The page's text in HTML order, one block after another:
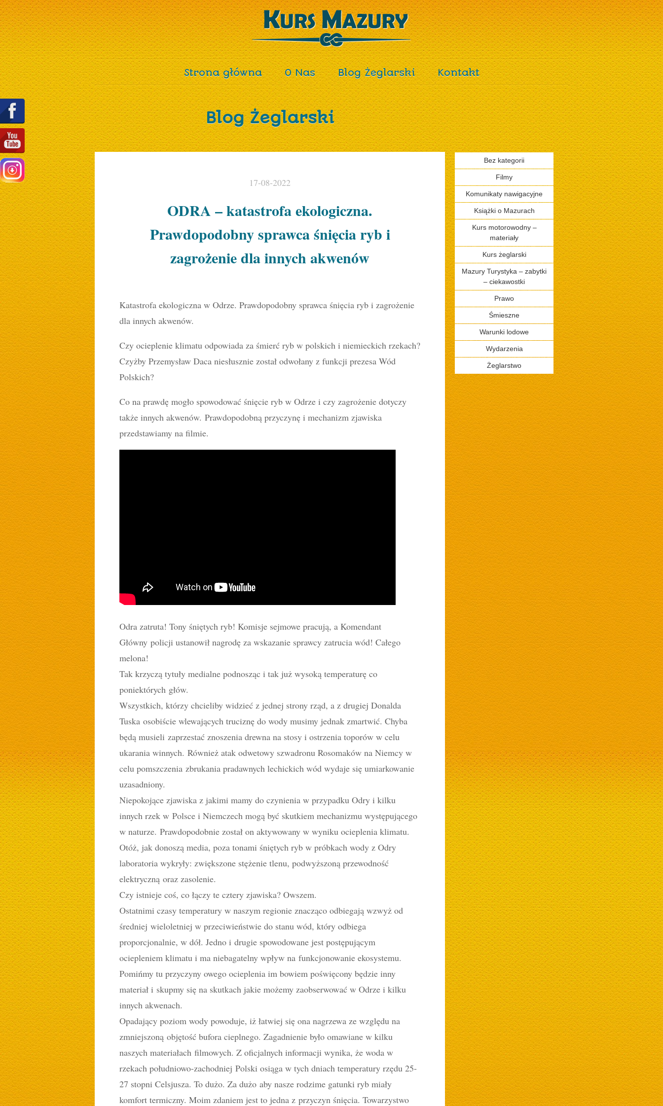
Strona główna O Nas Blog Żeglarski Kontakt
Blog Żeglarski
17-08-2022
ODRA – katastrofa ekologiczna.
Prawdopodobny sprawca śnięcia ryb i
zagrożenie‪ dla innych akwenów
Katastrofa ekologiczna w Odrze. Prawdopodobny sprawca śnięcia ryb i zagrożenie‪
dla innych akwenów.
Czy ocieplenie klimatu odpowiada za śmierć ryb w polskich i niemieckich rzekach?
Czyżby Przemysław Daca niesłusznie został odwołany z funkcji prezesa Wód
Polskich?
Co na prawdę mogło spowodować śnięcie ryb w Odrze i czy zagrożenie dotyczy
także innych akwenów. Prawdopodobną przyczynę i mechanizm zjawiska
przedstawiamy na filmie.
Odra zatruta! Tony śniętych ryb! Komisje sejmowe pracują, a Komendant
Główny policji ustanowił nagrodę za wskazanie sprawcy zatrucia wód! Całego
melona!
Tak krzyczą tytuły medialne podnosząc i tak już wysoką temperaturę co
poniektórych głów.
Wszystkich, którzy chcieliby widzieć z jednej strony rząd, a z drugiej Donalda
Tuska osobiście wlewających truciznę do wody musimy jednak zmartwić. Chyba
będą musieli zaprzestać znoszenia drewna na stosy i ostrzenia toporów w celu
ukarania winnych. Również atak odwetowy szwadronu Rosomaków na Niemcy w
celu pomszczenia zbrukania pradawnych lechickich wód wydaje się umiarkowanie
uzasadniony.
Niepokojące zjawiska z jakimi mamy do czynienia w przypadku Odry i kilku
innych rzek w Polsce i Niemczech mogą być skutkiem mechanizmu występującego
w naturze. Prawdopodobnie został on aktywowany w wyniku ocieplenia klimatu.
Otóż, jak donoszą media, poza tonami śniętych ryb w próbkach wody z Odry
laboratoria wykryły: zwiększone stężenie tlenu, podwyższoną przewodność
elektryczną oraz zasolenie.
Czy istnieje coś, co łączy te cztery zjawiska? Owszem.
Ostatnimi czasy temperatury w naszym regionie znacząco odbiegają wzwyż od
średniej wieloletniej w przeciwieństwie do stanu wód, który odbiega
proporcjonalnie, w dół. Jedno i drugie spowodowane jest postępującym
ociepleniem klimatu i ma niebagatelny wpływ na funkcjonowanie ekosystemu.
Pomińmy tu przyczyny owego ocieplenia im bowiem poświęcony będzie inny
materiał i skupmy się na skutkach jakie możemy zaobserwować w Odrze i kilku
innych akwenach.
Opadający poziom wody powoduje, iż łatwiej się ona nagrzewa ze względu na
zmniejszoną objętość bufora cieplnego. Zagadnienie było omawiane w kilku
naszych materiałach filmowych. Z oficjalnych informacji wynika, że woda w
rzekach południowo-zachodniej Polski osiąga w tych dniach temperatury rzędu 25-
27 stopni Celsjusza. To dużo. Za dużo aby nasze rodzime gatunki ryb miały
komfort termiczny. Moim zdaniem jest to jedna z przyczyn śnięcia. Towarzystwo
Bez kategorii
Filmy
Komunikaty nawigacyjne
Książki o Mazurach
Kurs motorowodny –
materiały
Kurs żeglarski
Mazury Turystyka – zabytki
– ciekawostki
Prawo
Śmieszne
Warunki lodowe
Wydarzenia
Żeglarstwo